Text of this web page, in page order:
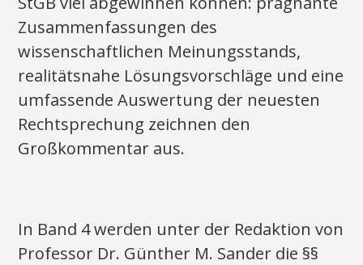
Zusammenfassungen des
wissenschaftlichen Meinungsstands,
realitätsnahe Lösungsvorschläge und eine
umfassende Auswertung der neuesten
Rechtsprechung zeichnen den
Großkommentar aus.
In Band 4 werden unter der Redaktion von
Professor Dr. Günther M. Sander die §§